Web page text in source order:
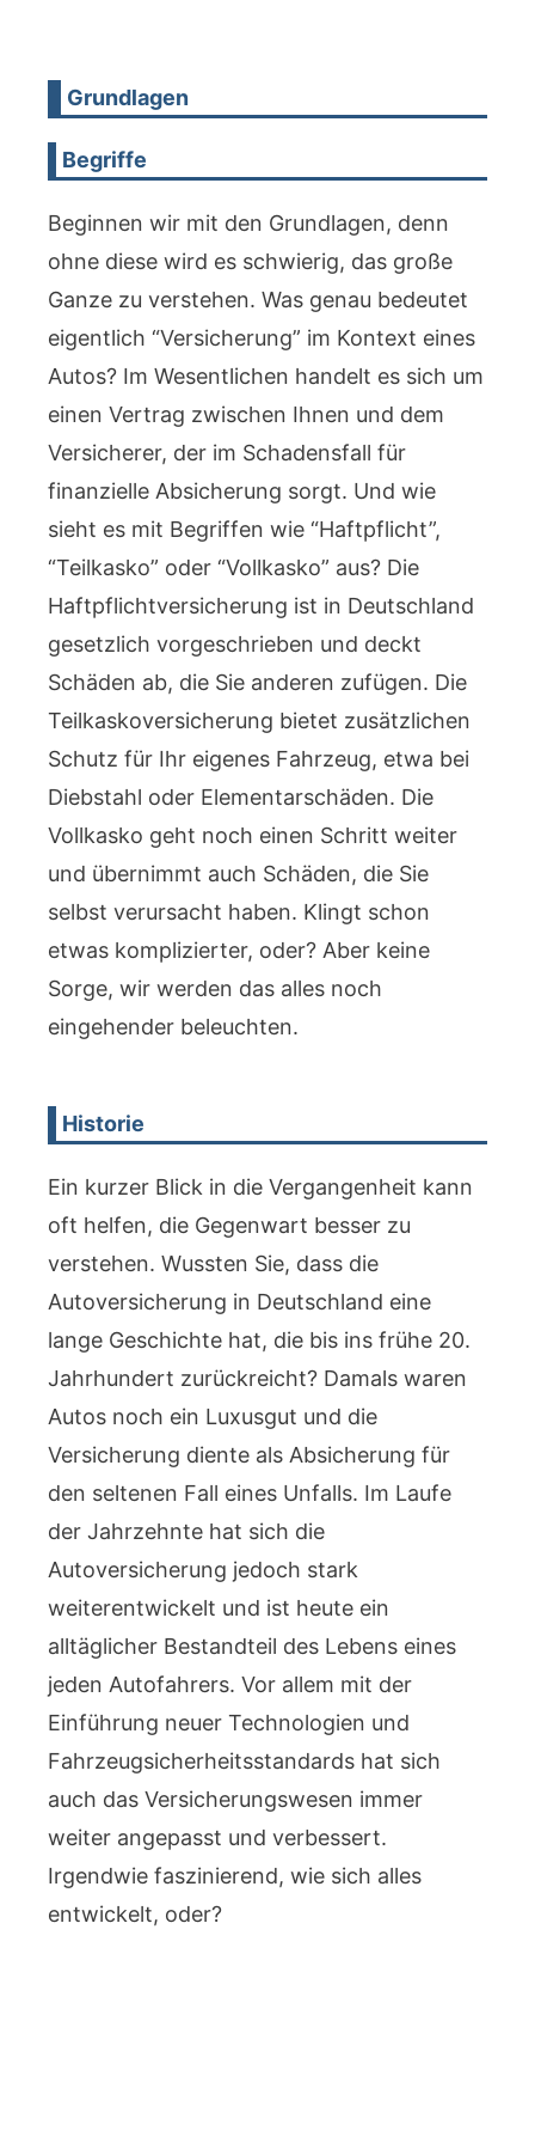
Grundlagen
Begriffe
Beginnen wir mit den Grundlagen, denn
ohne diese wird es schwierig, das große
Ganze zu verstehen. Was genau bedeutet
eigentlich “Versicherung” im Kontext eines
Autos? Im Wesentlichen handelt es sich um
einen Vertrag zwischen Ihnen und dem
Versicherer, der im Schadensfall für
finanzielle Absicherung sorgt. Und wie
sieht es mit Begriffen wie “Haftpflicht”,
“Teilkasko” oder “Vollkasko” aus? Die
Haftpflichtversicherung ist in Deutschland
gesetzlich vorgeschrieben und deckt
Schäden ab, die Sie anderen zufügen. Die
Teilkaskoversicherung bietet zusätzlichen
Schutz für Ihr eigenes Fahrzeug, etwa bei
Diebstahl oder Elementarschäden. Die
Vollkasko geht noch einen Schritt weiter
und übernimmt auch Schäden, die Sie
selbst verursacht haben. Klingt schon
etwas komplizierter, oder? Aber keine
Sorge, wir werden das alles noch
eingehender beleuchten.
Historie
Ein kurzer Blick in die Vergangenheit kann
oft helfen, die Gegenwart besser zu
verstehen. Wussten Sie, dass die
Autoversicherung in Deutschland eine
lange Geschichte hat, die bis ins frühe 20.
Jahrhundert zurückreicht? Damals waren
Autos noch ein Luxusgut und die
Versicherung diente als Absicherung für
den seltenen Fall eines Unfalls. Im Laufe
der Jahrzehnte hat sich die
Autoversicherung jedoch stark
weiterentwickelt und ist heute ein
alltäglicher Bestandteil des Lebens eines
jeden Autofahrers. Vor allem mit der
Einführung neuer Technologien und
Fahrzeugsicherheitsstandards hat sich
auch das Versicherungswesen immer
weiter angepasst und verbessert.
Irgendwie faszinierend, wie sich alles
entwickelt, oder?